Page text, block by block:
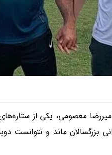
معصومی، یکی از
ماند و نتوانست